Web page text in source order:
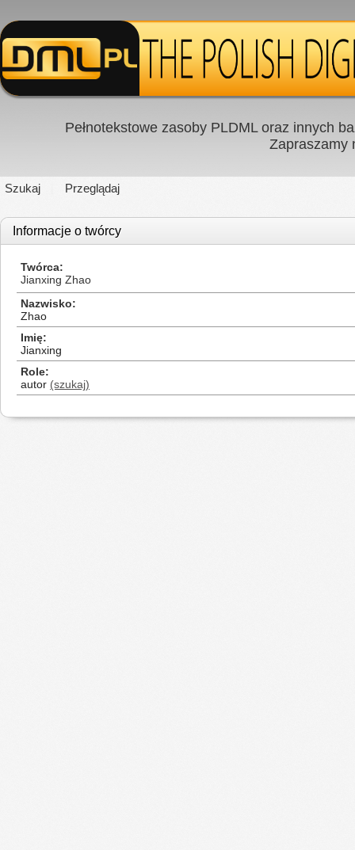
Pełnotekstowe zasoby PLDML oraz innych
Zapraszamy
Szukaj Przeglądaj
Informacje o twórcy
Twórca
Jianxing Zhao
Nazwisko
Zhao
Imię
Jianxing
Role
autor (szukaj)